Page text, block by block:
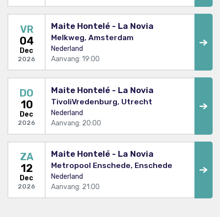
VR
04
Dec
2026
Maite Hontelé - La Novia
Melkweg, Amsterdam
Nederland
Aanvang: 19:00
DO
10
Dec
2026
Maite Hontelé - La Novia
TivoliVredenburg, Utrecht
Nederland
Aanvang: 20:00
ZA
12
Dec
2026
Maite Hontelé - La Novia
Metropool Enschede, Enschede
Nederland
Aanvang: 21:00